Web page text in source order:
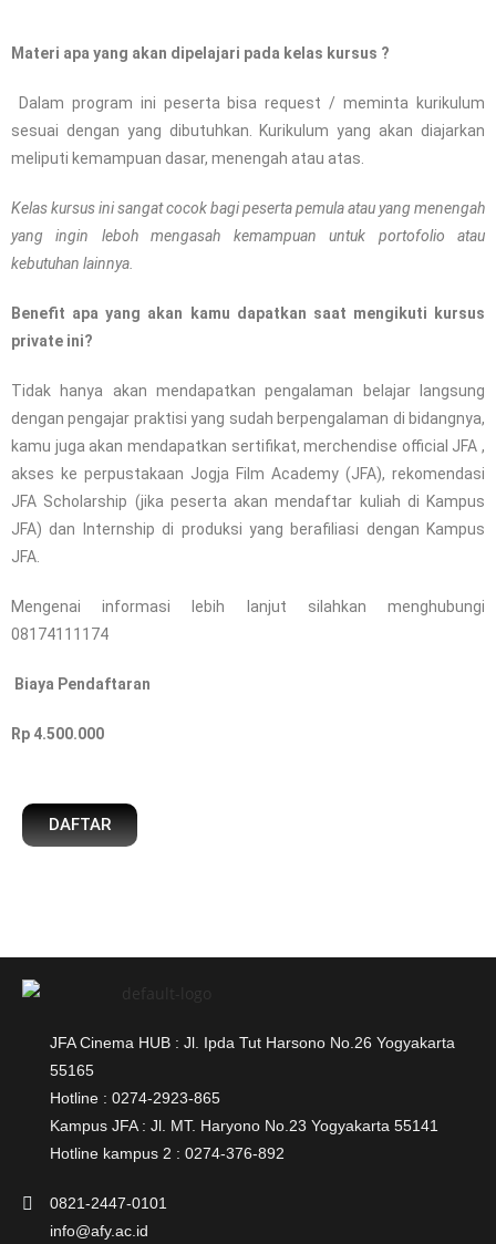
Materi apa yang akan dipelajari pada kelas kursus ?
Dalam program ini peserta bisa request / meminta kurikulum
sesuai dengan yang dibutuhkan. Kurikulum yang akan diajarkan
meliputi kemampuan dasar, menengah atau atas.
Kelas kursus ini sangat cocok bagi peserta pemula atau yang menengah
yang ingin leboh mengasah kemampuan untuk portofolio atau
kebutuhan lainnya.
Benefit apa yang akan kamu dapatkan saat mengikuti kursus
private ini?
Tidak hanya akan mendapatkan pengalaman belajar langsung
dengan pengajar praktisi yang sudah berpengalaman di bidangnya,
kamu juga akan mendapatkan sertifikat, merchendise official JFA ,
akses ke perpustakaan Jogja Film Academy (JFA), rekomendasi
JFA Scholarship (jika peserta akan mendaftar kuliah di Kampus
JFA) dan Internship di produksi yang berafiliasi dengan Kampus
JFA.
Mengenai informasi lebih lanjut silahkan menghubungi
08174111174
Biaya Pendaftaran
Rp 4.500.000
DAFTAR
JFA Cinema HUB : Jl. Ipda Tut Harsono No.26 Yogyakarta
55165
Hotline : 0274-2923-865
Kampus JFA : Jl. MT. Haryono No.23 Yogyakarta 55141
Hotline kampus 2 : 0274-376-892
0821-2447-0101
info@afy.ac.id